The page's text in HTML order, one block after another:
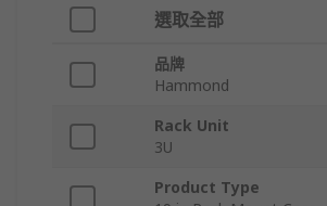
選取全部
品牌
Hammond
Rack Unit
3U
Product Type